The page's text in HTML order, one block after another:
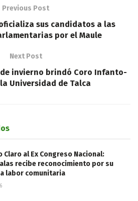
Previous Post
sus candidatos a las
por el Maule
Next Post
invierno brindó Coro Infanto-
Universidad de Talca
Claro al Ex Congreso Nacional:
recibe reconocimiento por su
labor comunitaria